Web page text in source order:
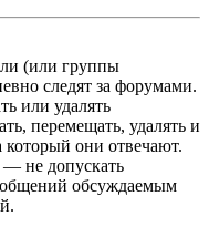
(или группы
следят за форумами.
или удалять
перемещать, удалять и
который они отвечают.
— не допускать
обсуждаемым